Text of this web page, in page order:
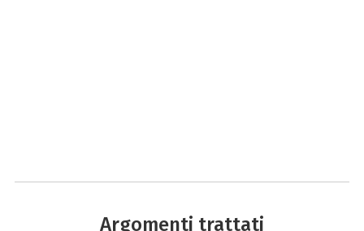
Argomenti trattati